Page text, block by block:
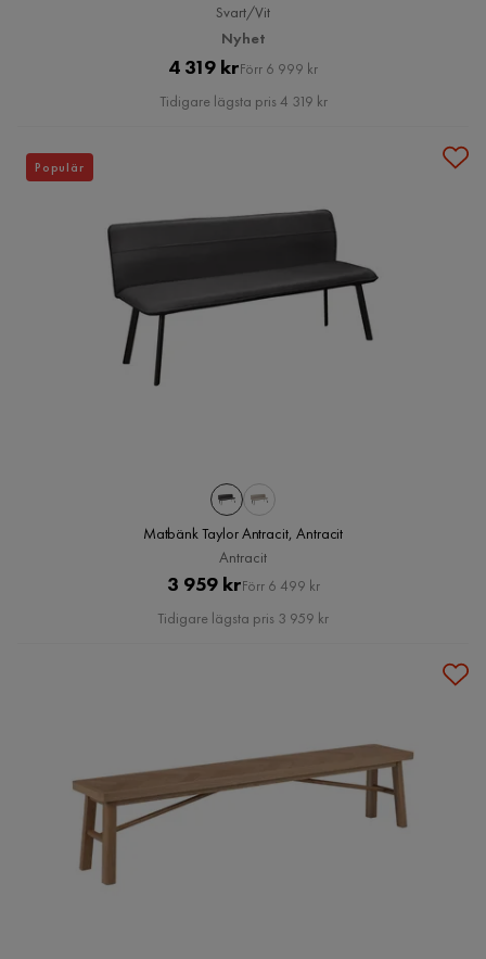
Svart/Vit
Nyhet
Pris
4 319 krOriginal
Pris
Förr 6 999 kr
Tidigare lägsta pris 4 319 kr
Matbänk Taylor Antracit, Antracit
Antracit
Pris
3 959 krOriginal
Pris
Förr 6 499 kr
Tidigare lägsta pris 3 959 kr
Populär